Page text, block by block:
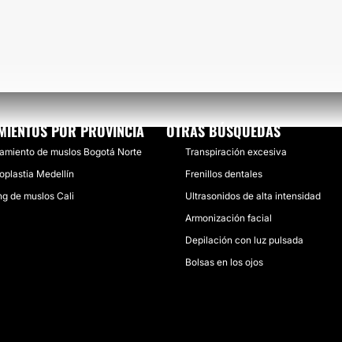
POR PROVINCIA
de muslos Bogotá Norte
Medellín
de muslos Cali
OTRAS BÚSQUEDAS
Transpiración excesiva
Frenillos dentales
Ultrasonidos de alta intensidad
Armonización facial
Depilación con luz pulsada
Bolsas en los ojos